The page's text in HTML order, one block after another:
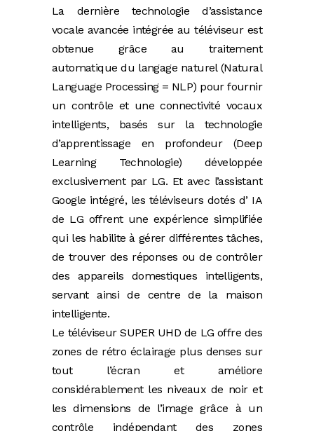
La dernière technologie d’assistance
vocale avancée intégrée au téléviseur est
obtenue grâce au traitement
automatique du langage naturel (Natural
Language Processing = NLP) pour fournir
un contrôle et une connectivité vocaux
intelligents, basés sur la technologie
d’apprentissage en profondeur (Deep
Learning Technologie) développée
exclusivement par LG. Et avec l’assistant
Google intégré, les téléviseurs dotés d’ IA
de LG offrent une expérience simplifiée
qui les habilite à gérer différentes tâches,
de trouver des réponses ou de contrôler
des appareils domestiques intelligents,
servant ainsi de centre de la maison
intelligente.
Le téléviseur SUPER UHD de LG offre des
zones de rétro éclairage plus denses sur
tout l’écran et améliore
considérablement les niveaux de noir et
les dimensions de l’image grâce à un
contrôle indépendant des zones